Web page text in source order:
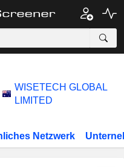
WISETECH GLOBAL
LIMITED
Netzwerk